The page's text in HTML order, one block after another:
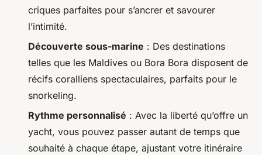
criques parfaites pour s’ancrer et savourer
l’intimité.
Découverte sous-marine : Des destinations
telles que les Maldives ou Bora Bora disposent de
récifs coralliens spectaculaires, parfaits pour le
snorkeling.
Rythme personnalisé : Avec la liberté qu’offre un
yacht, vous pouvez passer autant de temps que
souhaité à chaque étape, ajustant votre itinéraire